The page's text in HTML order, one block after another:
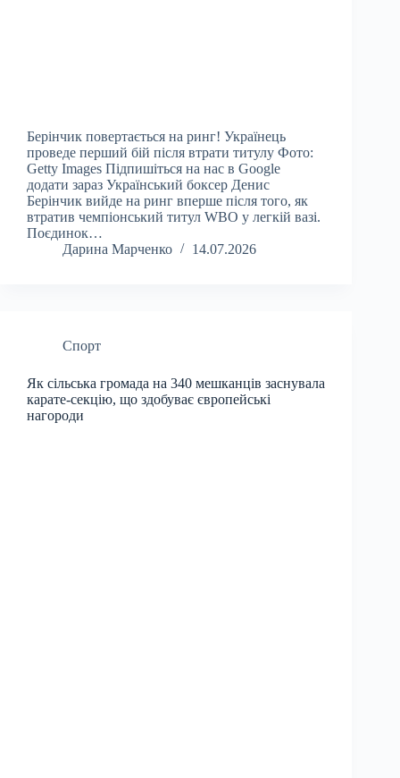
Берінчик повертається на ринг! Українець
проведе перший бій після втрати титулу Фото:
Getty Images Підпишіться на нас в Google
додати зараз Український боксер Денис
Берінчик вийде на ринг вперше після того, як
втратив чемпіонський титул WBO у легкій вазі.
Поєдинок…
Дарина Марченко
14.07.2026
Спорт
Як сільська громада на 340 мешканців заснувала
карате-секцію, що здобуває європейські
нагороди